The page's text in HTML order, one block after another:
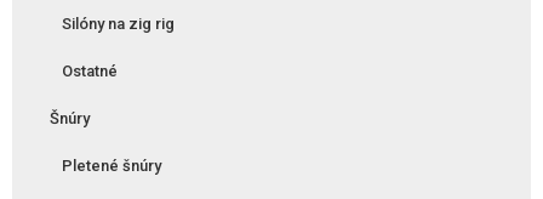
Silóny na zig rig
Ostatné
Šnúry
Pletené šnúry